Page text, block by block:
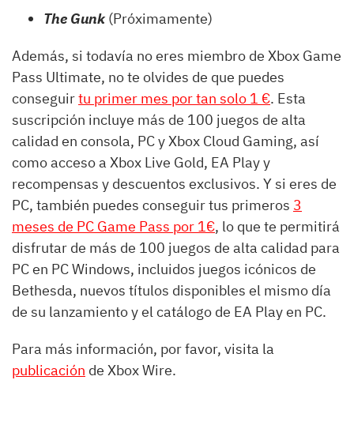
The Gunk(Próximamente)
Además, si todavía no eres miembro de Xbox Game
Pass Ultimate, no te olvides de que puedes
conseguirtu primer mes por tan solo 1 €. Esta
suscripción incluye más de 100 juegos de alta
calidad en consola, PC y Xbox Cloud Gaming, así
como acceso a Xbox Live Gold, EA Play y
recompensas y descuentos exclusivos. Y si eres de
PC, también puedes conseguir tus primeros 3
meses de PC Game Pass por 1€, lo que te permitirá
disfrutar de más de 100 juegos de alta calidad para
PC en PC Windows, incluidos juegos icónicos de
Bethesda, nuevos títulos disponibles el mismo día
de su lanzamiento y el catálogo de EA Play en PC.
Para más información, por favor, visita la
publicación de Xbox Wire.